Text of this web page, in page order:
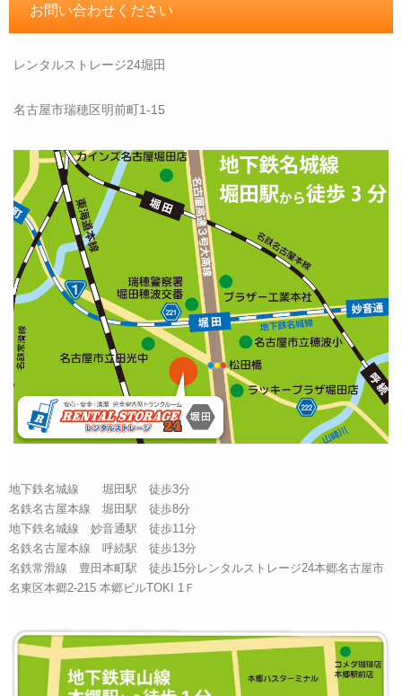
お問い合わせください
レンタルストレージ24堀田
名古屋市瑞穂区明前町1-15
地下鉄名城線 堀田駅 徒歩3分
名鉄名古屋本線 堀田駅 徒歩8分
地下鉄名城線 妙音通駅 徒歩11分
名鉄名古屋本線 呼続駅 徒歩13分
名鉄常滑線 豊田本町駅 徒歩15分レンタルストレージ24本郷名古屋市
名東区本郷2-215 本郷ビルTOKI 1Ｆ